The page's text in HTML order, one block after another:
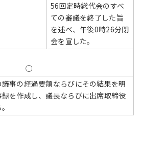
56回定時総代会のすべ
ての審議を終了した旨
を述べ、午後0時26分閉
会を宣した。
○
事の経過要領ならびにその結果を明
を作成し、議長ならびに出席取締役